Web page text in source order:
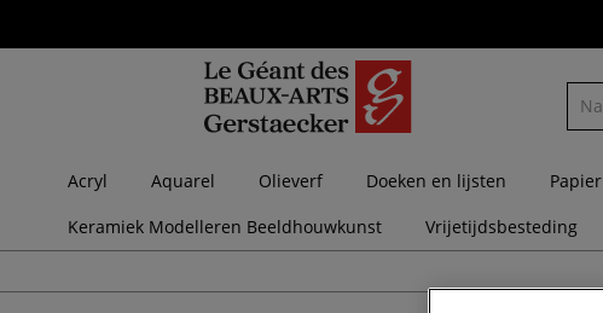
Acryl Aquarel Olieverf Doeken en lijsten Papier
Keramiek Modelleren Beeldhouwkunst
Vrijetijdsbesteding